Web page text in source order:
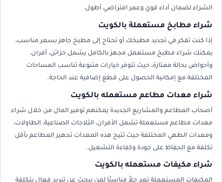
الشراء لضمان أداء قوي وعمر افتراضي أطول.
شراء مطابخ مستعملة بالكويت
إذا كنت تفكر في تجديد مطبخك أو تحتاج إلى مطبخ جاهز بسعر مناسب،
يمكنك شراء مطبخ مستعمل مجهز بالكامل يشمل خزائن، أفران،
وأحواض بحالة ممتازة، حيث تتوفر خيارات متنوعة تناسب المساحات
المختلفة مع إمكانية الحصول على قطع إضافية عند الحاجة.
شراء معدات مطاعم مستعمله بالكويت
أصحاب المطاعم والمشاريع الجديدة يمكنهم توفير المال من خلال شراء
معدات مطاعم مستعملة تشمل الأفران، الثلاجات الصناعية، الطاولات،
ومعدات الطهي المختلفة حيث تتيح هذه المعدات تجهيز المطاعم بأقل
تكلفة مع الحفاظ على جودة وكفاءة التشغيل.
شراء مكيفات مستعمله بالكويت